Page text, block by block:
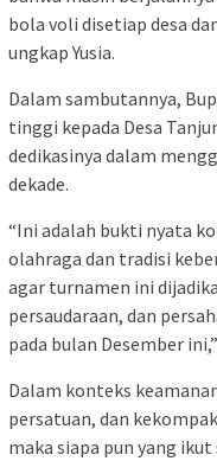
bola voli disetiap desa
ungkap Yusia.
Dalam sambutannya,
tinggi kepada Desa
dedikasinya dalam
dekade.
“Ini adalah bukti nyata
olahraga dan tradisi
agar turnamen ini
persaudaraan, dan
pada bulan Desember
Dalam konteks
persatuan, dan
maka siapa pun yang